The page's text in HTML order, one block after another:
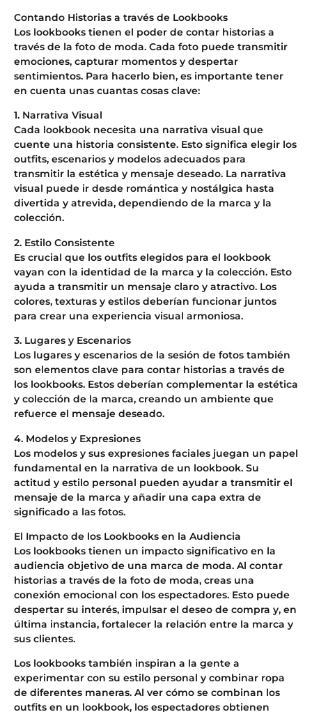
Contando Historias a través de Lookbooks
Los lookbooks tienen el poder de contar historias a
través de la foto de moda. Cada foto puede transmitir
emociones, capturar momentos y despertar
sentimientos. Para hacerlo bien, es importante tener
en cuenta unas cuantas cosas clave:
1. Narrativa Visual
Cada lookbook necesita una narrativa visual que
cuente una historia consistente. Esto significa elegir los
outfits, escenarios y modelos adecuados para
transmitir la estética y mensaje deseado. La narrativa
visual puede ir desde romántica y nostálgica hasta
divertida y atrevida, dependiendo de la marca y la
colección.
2. Estilo Consistente
Es crucial que los outfits elegidos para el lookbook
vayan con la identidad de la marca y la colección. Esto
ayuda a transmitir un mensaje claro y atractivo. Los
colores, texturas y estilos deberían funcionar juntos
para crear una experiencia visual armoniosa.
3. Lugares y Escenarios
Los lugares y escenarios de la sesión de fotos también
son elementos clave para contar historias a través de
los lookbooks. Estos deberían complementar la estética
y colección de la marca, creando un ambiente que
refuerce el mensaje deseado.
4. Modelos y Expresiones
Los modelos y sus expresiones faciales juegan un papel
fundamental en la narrativa de un lookbook. Su
actitud y estilo personal pueden ayudar a transmitir el
mensaje de la marca y añadir una capa extra de
significado a las fotos.
El Impacto de los Lookbooks en la Audiencia
Los lookbooks tienen un impacto significativo en la
audiencia objetivo de una marca de moda. Al contar
historias a través de la foto de moda, creas una
conexión emocional con los espectadores. Esto puede
despertar su interés, impulsar el deseo de compra y, en
última instancia, fortalecer la relación entre la marca y
sus clientes.
Los lookbooks también inspiran a la gente a
experimentar con su estilo personal y combinar ropa
de diferentes maneras. Al ver cómo se combinan los
outfits en un lookbook, los espectadores obtienen